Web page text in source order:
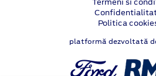
Politica
platformă dezvoltată